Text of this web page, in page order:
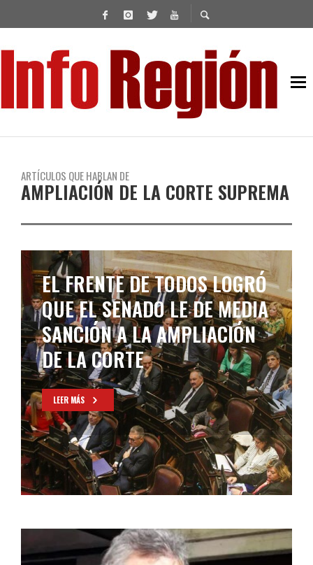
ARTÍCULOS QUE HABLAN DE
AMPLIACIÓN DE LA CORTE SUPREMA
EL FRENTE DE TODOS LOGRÓ
QUE EL SENADO LE DE MEDIA
SANCIÓN A LA AMPLIACIÓN
DE LA CORTE
LEER MÁS